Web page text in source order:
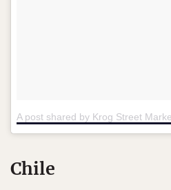
A post shared by Krog Street
Chile